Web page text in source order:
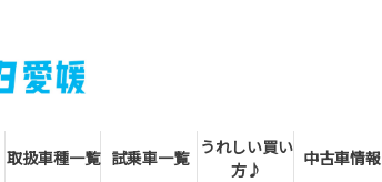
取扱車種一覧 試乗車一覧
うれしい買い
方♪
中古車情報